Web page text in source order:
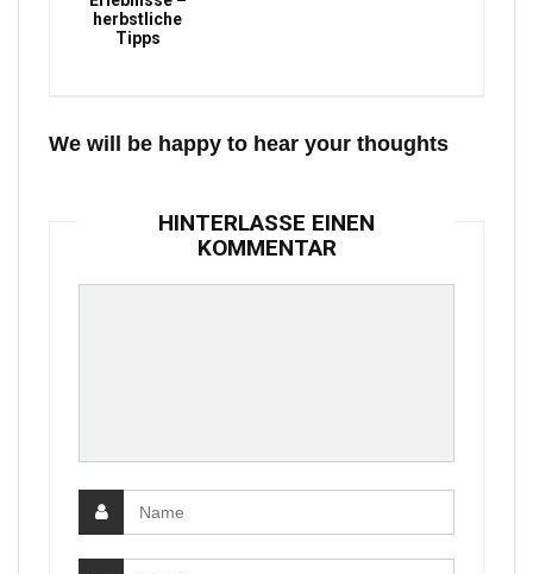
herbstliche
Tipps
We will be happy to hear your thoughts
HINTERLASSE EINEN
KOMMENTAR